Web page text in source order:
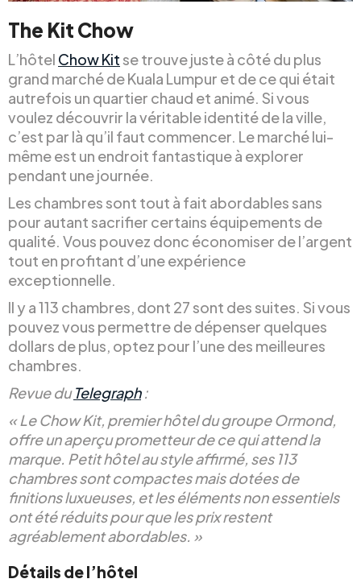
The Kit Chow
L’hôtel Chow Kitse trouve juste à côté du plus
grand marché de Kuala Lumpur et de ce qui était
autrefois un quartier chaud et animé. Si vous
voulez découvrir la véritable identité de la ville,
c’est par là qu’il faut commencer. Le marché lui-
même est un endroit fantastique à explorer
pendant une journée.
Les chambres sont tout à fait abordables sans
pour autant sacrifier certains équipements de
qualité. Vous pouvez donc économiser de l’argent
tout en profitant d’une expérience
exceptionnelle.
Il y a 113 chambres, dont 27 sont des suites. Si vous
pouvez vous permettre de dépenser quelques
dollars de plus, optez pour l’une des meilleures
chambres.
Revue duTelegraph:
« Le Chow Kit, premier hôtel du groupe Ormond,
offre un aperçu prometteur de ce qui attend la
marque. Petit hôtel au style affirmé, ses 113
chambres sont compactes mais dotées de
finitions luxueuses, et les éléments non essentiels
ont été réduits pour que les prix restent
agréablement abordables. »
Détails de l’hôtel